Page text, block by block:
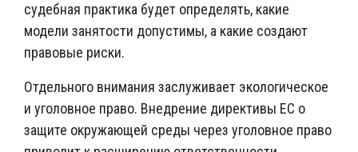
судебная практика будет определять, какие
модели занятости допустимы, а какие создают
правовые риски.
Отдельного внимания заслуживает экологическое
и уголовное право. Внедрение директивы ЕС о
защите окружающей среды через уголовное право